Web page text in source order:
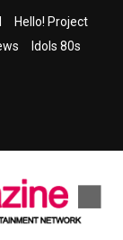
Hello! Project
Idols 80s